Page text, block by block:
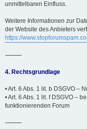
unmittelbaren Einfluss.
Weitere Informationen zur
der Website des Anbieters
https://
⸻
4. Rechtsgrundlage
• Art. 6 Abs. 1 lit. b DSGVO –
• Art. 6 Abs. 1 lit. f DSGVO –
funktionierenden Forum
⸻